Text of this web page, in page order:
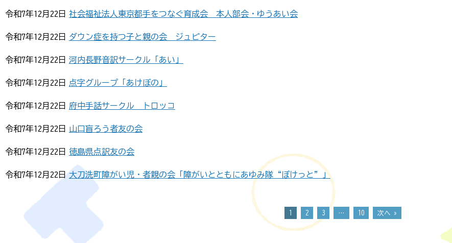
令和7年12月22日 社会福祉法人東京都手をつなぐ育成会 本人部会・ゆうあい会
令和7年12月22日 ダウン症を持つ子と親の会 ジュピター
令和7年12月22日 河内長野音訳サークル「あい」
令和7年12月22日 点字グループ「あけぼの」
令和7年12月22日 府中手話サークル トロッコ
令和7年12月22日 山口盲ろう者友の会
令和7年12月22日 徳島県点訳友の会
令和7年12月22日 大刀洗町障がい児・者親の会「障がいとともにあゆみ隊“ぽけっと”」
1 2 3 … 10 次へ »